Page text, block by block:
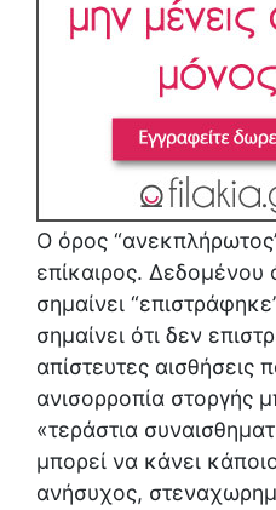
Ο όρος
επίκαιρος. Δεδομένου
σημαίνει
σημαίνει ότι δεν
απίστευτες αισθήσεις
ανισορροπία στοργής
«τεράστια
μπορεί να κάνει
ανήσυχος,